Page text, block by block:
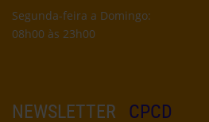
Segunda-feira a Domingo:
08h00 às 23h00
NEWSLETTER CPCD